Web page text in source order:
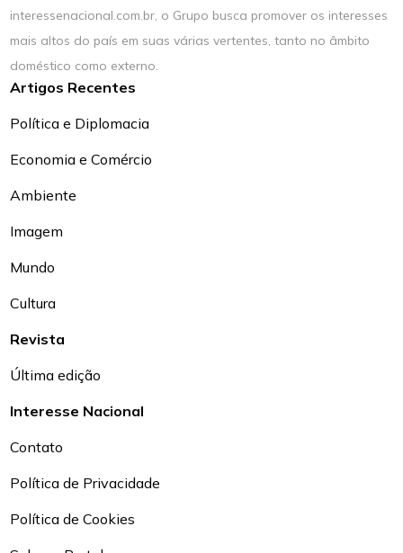
interessenacional.com.br, o Grupo busca promover os interesses
mais altos do país em suas várias vertentes, tanto no âmbito
doméstico como externo.
Artigos Recentes
Política e Diplomacia
Economia e Comércio
Ambiente
Imagem
Mundo
Cultura
Revista
Última edição
Interesse Nacional
Contato
Política de Privacidade
Política de Cookies